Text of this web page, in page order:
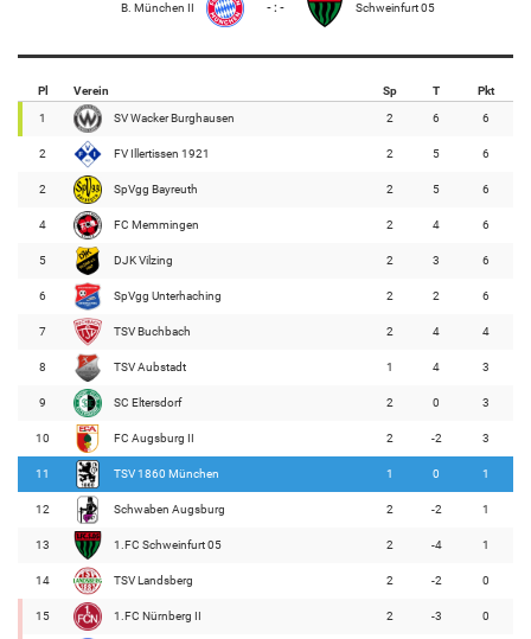
B. München II - : - Schweinfurt 05
Pl Verein Sp T Pkt
1 SV Wacker Burghausen 2 6 6
2 FV Illertissen 1921 2 5 6
2 SpVgg Bayreuth 2 5 6
4 FC Memmingen 2 4 6
5 DJK Vilzing 2 3 6
6 SpVgg Unterhaching 2 2 6
7 TSV Buchbach 2 4 4
8 TSV Aubstadt 1 4 3
9 SC Eltersdorf 2 0 3
10 FC Augsburg II 2 -2 3
11 TSV 1860 München 1 0 1
12 Schwaben Augsburg 2 -2 1
13 1.FC Schweinfurt 05 2 -4 1
14 TSV Landsberg 2 -2 0
15 1.FC Nürnberg II 2 -3 0